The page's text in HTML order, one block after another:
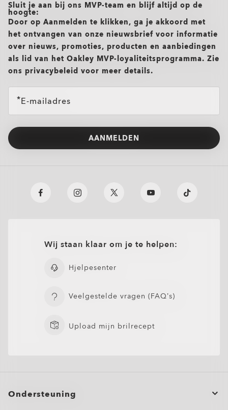
Sluit je aan bij ons MVP-team en blijf altijd op de
hoogte:
Door op Aanmelden te klikken, ga je akkoord met
het ontvangen van onze nieuwsbrief voor informatie
over nieuws, promoties, producten en aanbiedingen
als lid van het Oakley MVP-loyaliteitsprogramma. Zie
ons privacybeleid voor meer details.
E-mailadres
AANMELDEN
Wij staan klaar om je te helpen:
Hjelpesenter
Veelgestelde vragen (FAQ’s)
Upload mijn brilrecept
Ondersteuning